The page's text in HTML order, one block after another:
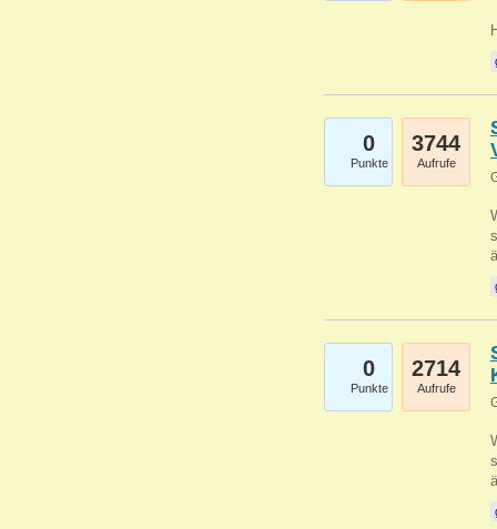
0
Punkte
3744
Aufrufe
0
Punkte
2714
Aufrufe